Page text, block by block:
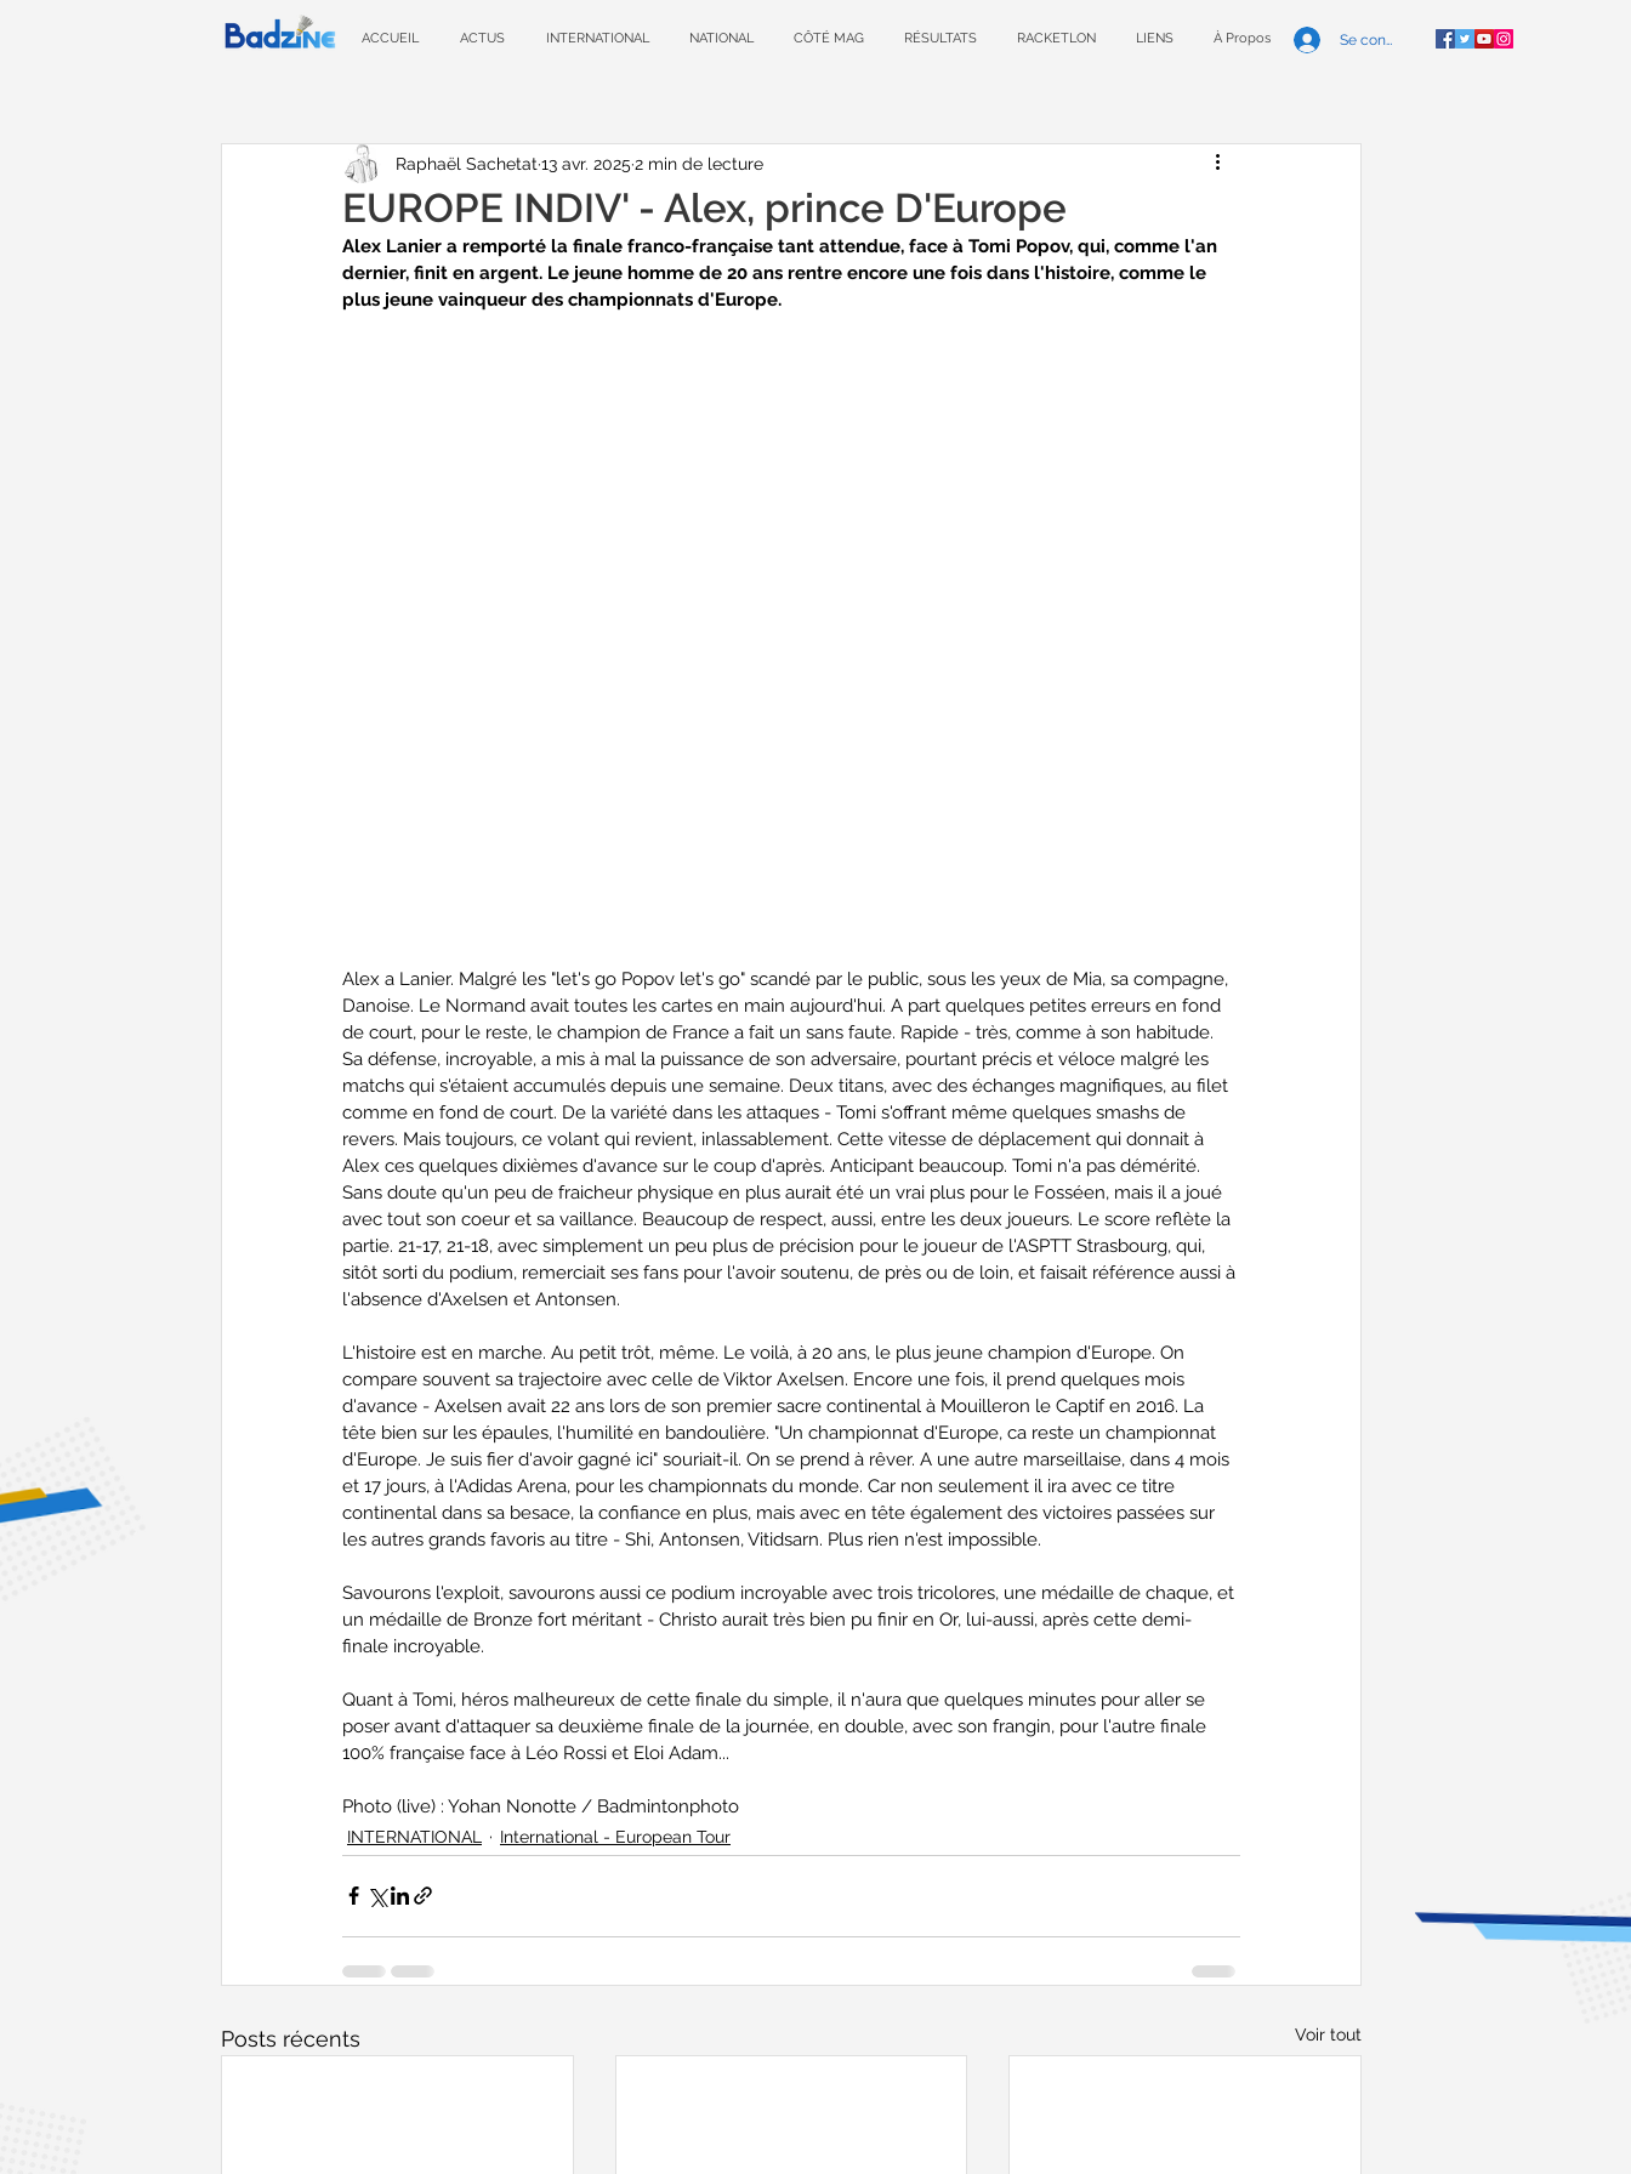
ACCUEIL ACTUS INTERNATIONAL NATIONAL CÔTÉ MAG RÉSULTATS RACKETLON LIENS À Propos Se connecter
EUROPE INDIV' - Alex, prince D'Europe
Raphaël Sachetat 13 avr. 2025 2 min de lecture
Alex Lanier a remporté la finale franco-française tant attendue, face à Tomi Popov, qui, comme l'an
dernier, finit en argent. Le jeune homme de 20 ans rentre encore une fois dans l'histoire, comme le
plus jeune vainqueur des championnats d'Europe.
Alex a Lanier. Malgré les "let's go Popov let's go" scandé par le public, sous les yeux de Mia, sa compagne,
Danoise. Le Normand avait toutes les cartes en main aujourd'hui. A part quelques petites erreurs en fond
de court, pour le reste, le champion de France a fait un sans faute. Rapide - très, comme à son habitude.
Sa défense, incroyable, a mis à mal la puissance de son adversaire, pourtant précis et véloce malgré les
matchs qui s'étaient accumulés depuis une semaine. Deux titans, avec des échanges magnifiques, au filet
comme en fond de court. De la variété dans les attaques - Tomi s'offrant même quelques smashs de
revers. Mais toujours, ce volant qui revient, inlassablement. Cette vitesse de déplacement qui donnait à
Alex ces quelques dixièmes d'avance sur le coup d'après. Anticipant beaucoup. Tomi n'a pas démérité.
Sans doute qu'un peu de fraicheur physique en plus aurait été un vrai plus pour le Fosséen, mais il a joué
avec tout son coeur et sa vaillance. Beaucoup de respect, aussi, entre les deux joueurs. Le score reflète la
partie. 21-17, 21-18, avec simplement un peu plus de précision pour le joueur de l'ASPTT Strasbourg, qui,
sitôt sorti du podium, remerciait ses fans pour l'avoir soutenu, de près ou de loin, et faisait référence aussi à
l'absence d'Axelsen et Antonsen.
L'histoire est en marche. Au petit trôt, même. Le voilà, à 20 ans, le plus jeune champion d'Europe. On
compare souvent sa trajectoire avec celle de Viktor Axelsen. Encore une fois, il prend quelques mois
d'avance - Axelsen avait 22 ans lors de son premier sacre continental à Mouilleron le Captif en 2016. La
tête bien sur les épaules, l'humilité en bandoulière. "Un championnat d'Europe, ca reste un championnat
d'Europe. Je suis fier d'avoir gagné ici" souriait-il. On se prend à rêver. A une autre marseillaise, dans 4 mois
et 17 jours, à l'Adidas Arena, pour les championnats du monde. Car non seulement il ira avec ce titre
continental dans sa besace, la confiance en plus, mais avec en tête également des victoires passées sur
les autres grands favoris au titre - Shi, Antonsen, Vitidsarn. Plus rien n'est impossible.
Savourons l'exploit, savourons aussi ce podium incroyable avec trois tricolores, une médaille de chaque, et
un médaille de Bronze fort méritant - Christo aurait très bien pu finir en Or, lui-aussi, après cette demi-
finale incroyable.
Quant à Tomi, héros malheureux de cette finale du simple, il n'aura que quelques minutes pour aller se
poser avant d'attaquer sa deuxième finale de la journée, en double, avec son frangin, pour l'autre finale
100% française face à Léo Rossi et Eloi Adam...
Photo (live) : Yohan Nonotte / Badmintonphoto
INTERNATIONAL International - European Tour
Posts récents Voir tout